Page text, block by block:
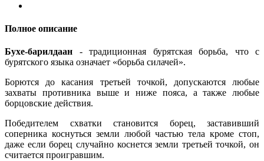
Полное описание
Бухе-барилдаан - традиционная бурятская борьба, что с
бурятского языка означает «борьба силачей».
Борются до касания третьей точкой, допускаются любые
захваты противника выше и ниже пояса, а также любые
борцовские действия.
Победителем схватки становится борец, заставивший
соперника коснуться земли любой частью тела кроме стоп,
даже если борец случайно коснется земли третьей точкой, он
считается проигравшим.